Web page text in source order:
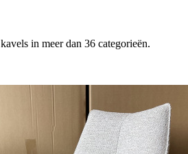
kavels in meer dan 36 categorieën.